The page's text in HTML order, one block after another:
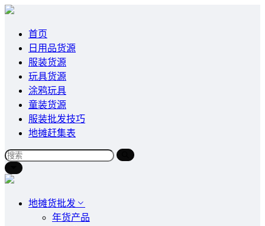
首页
日用品货源
服装货源
玩具货源
涂鸦玩具
童装货源
服装批发技巧
地摊赶集表
地摊货批发
年货产品